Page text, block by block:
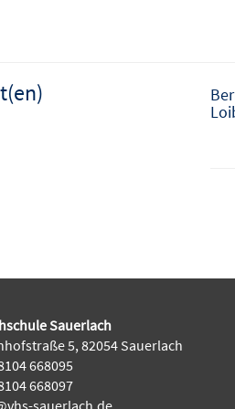
Sauerlach
5, 82054 Sauerlach
668095
668097
sauerlach.de